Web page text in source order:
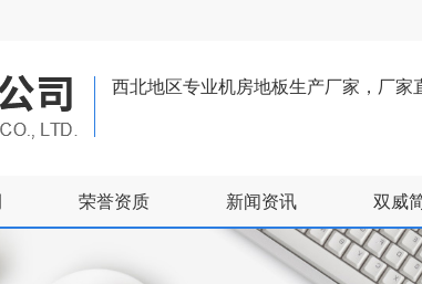
西北地区专业机房地板生产厂家，厂家
荣誉资质 新闻资讯 双威